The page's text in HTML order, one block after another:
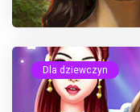
Dla dziewczyn